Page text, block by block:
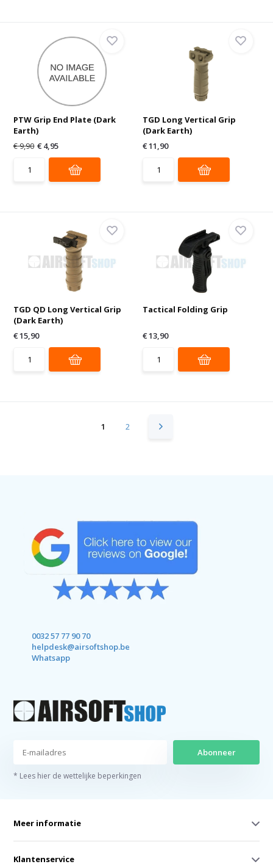
PTW Grip End Plate (Dark
Earth)
€ 9,90 € 4,95
TGD Long Vertical Grip
(Dark Earth)
€ 11,90
TGD QD Long Vertical Grip
(Dark Earth)
€ 15,90
Tactical Folding Grip
€ 13,90
1 2
0032 57 77 90 70
helpdesk@airsoftshop.be
Whatsapp
Abonneer
* Lees hier de wettelijke beperkingen
Meer informatie
Klantenservice